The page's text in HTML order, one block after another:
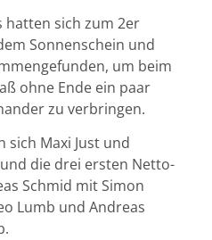
hatten sich zum 2er
Sonnenschein und
um beim
ohne Ende ein paar
zu verbringen.
sich Maxi Just und
die drei ersten Netto-
Schmid mit Simon
Lumb und Andreas